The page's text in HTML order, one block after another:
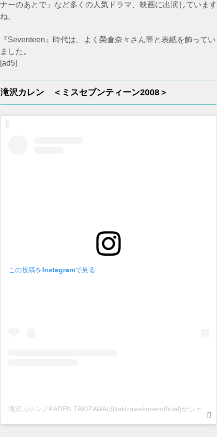
ナーのあとで」など多くの人気ドラマ、映画に出演しています
ね。
『Seventeen』時代は、よく榮倉奈々さん等と表紙を飾ってい
ました。
[ad5]
滝沢カレン ＜ミスセブンティーン2008＞
この投稿をInstagramで見る
滝沢カレン／KAREN TAKIZAWA(@takizawakarenofficial)がシェアした投稿